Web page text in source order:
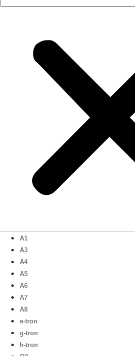
A1
A3
A4
A5
A6
A7
A8
e-tron
g-tron
h-tron